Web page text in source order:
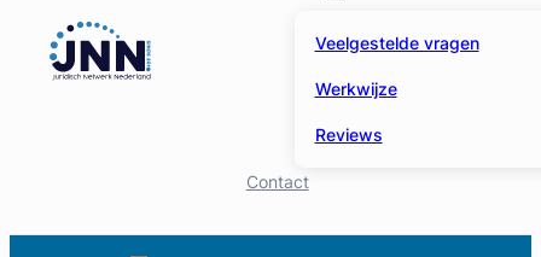
Veelgestelde vragen
Werkwijze
Reviews
Contact